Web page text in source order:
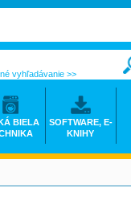
vyhľadávanie >>
BIELA
SOFTWARE, E-
KNIHY